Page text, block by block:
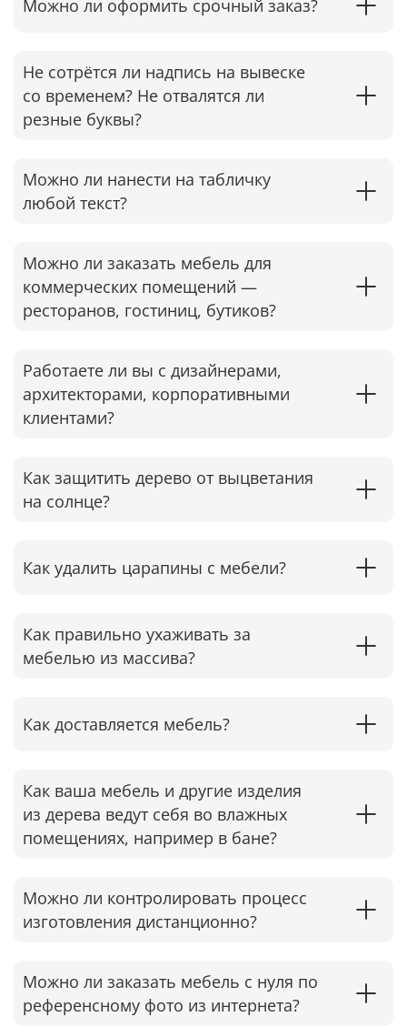
Можно ли оформить срочный заказ?
Не сотрётся ли надпись на вывеске
со временем? Не отвалятся ли
резные буквы?
Можно ли нанести на табличку
любой текст?
Можно ли заказать мебель для
коммерческих помещений —
ресторанов, гостиниц, бутиков?
Работаете ли вы с дизайнерами,
архитекторами, корпоративными
клиентами?
Как защитить дерево от выцветания
на солнце?
Как удалить царапины с мебели?
Как правильно ухаживать за
мебелью из массива?
Как доставляется мебель?
Как ваша мебель и другие изделия
из дерева ведут себя во влажных
помещениях, например в бане?
Можно ли контролировать процесс
изготовления дистанционно?
Можно ли заказать мебель с нуля по
референсному фото из интернета?